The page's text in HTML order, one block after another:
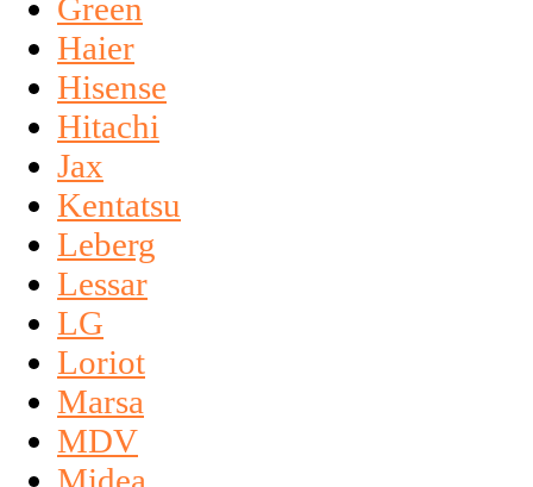
Green
Haier
Hisense
Hitachi
Jax
Kentatsu
Leberg
Lessar
LG
Loriot
Marsa
MDV